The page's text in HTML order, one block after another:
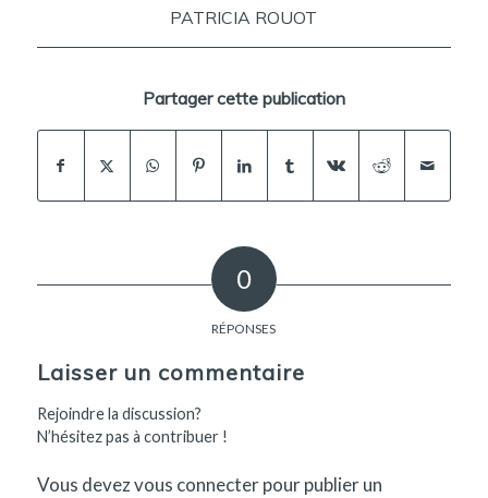
PATRICIA ROUOT
Partager cette publication
0
RÉPONSES
Laisser un commentaire
Rejoindre la discussion?
N’hésitez pas à contribuer !
Vous devezvous connecterpour publier un